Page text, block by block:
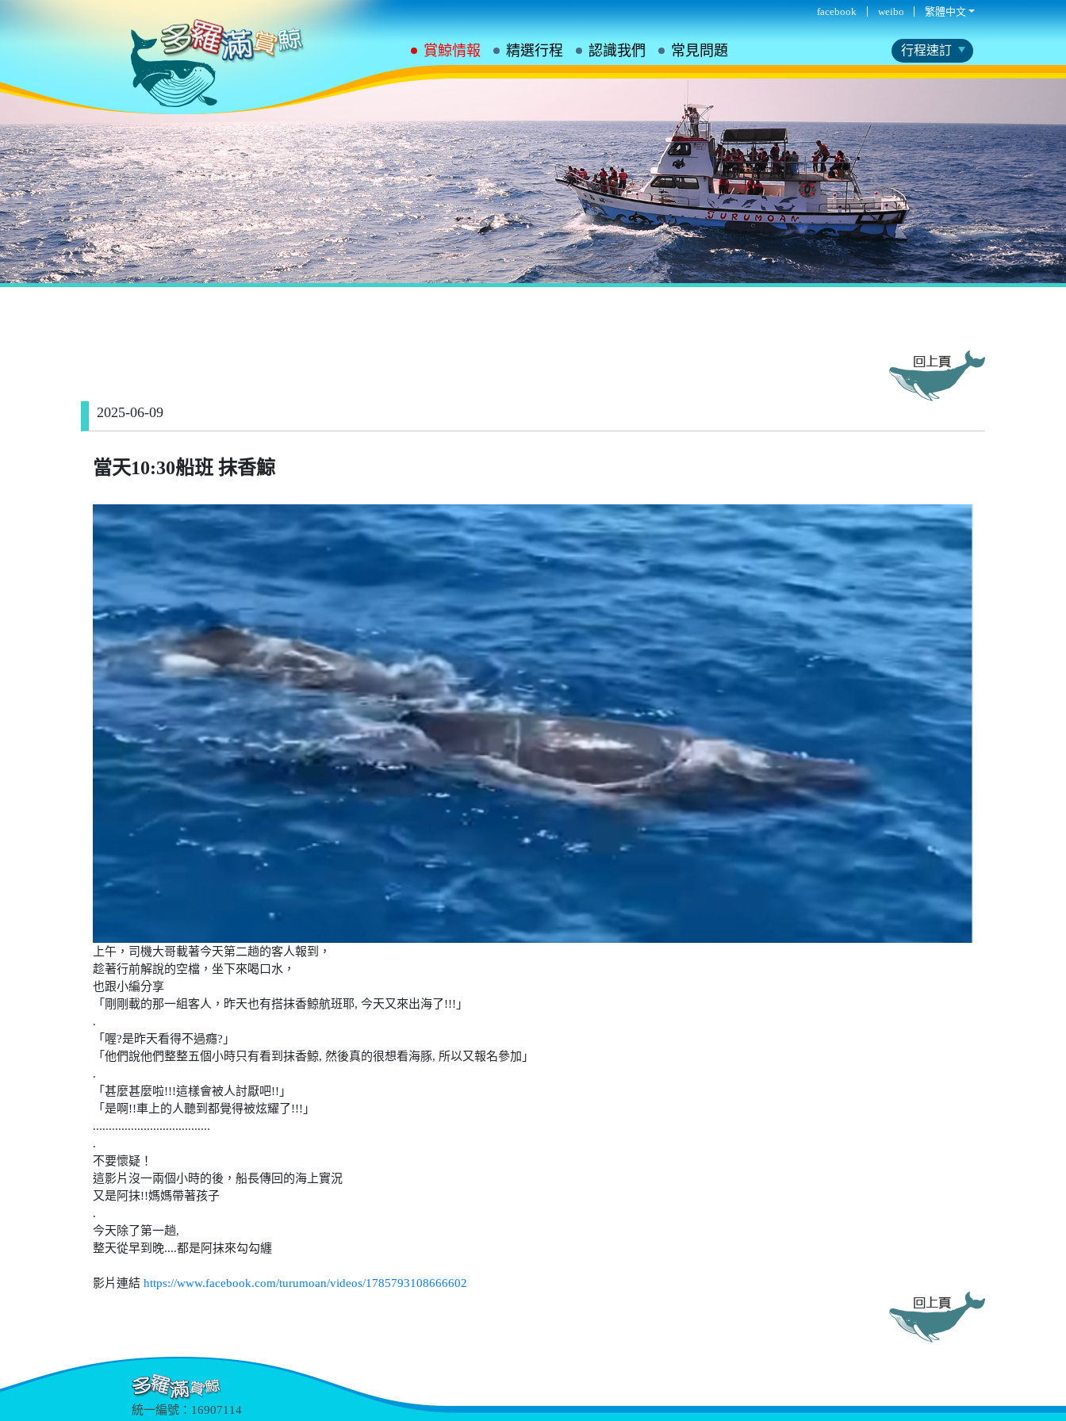
facebook weibo 繁體中文
賞鯨情報 精選行程 認識我們 常見問題 行程速訂
2025-06-09
當天10:30船班 抹香鯨
上午，司機大哥載著今天第二趟的客人報到，
趁著行前解說的空檔，坐下來喝口水，
也跟小編分享
「剛剛載的那一組客人，昨天也有搭抹香鯨航班耶, 今天又來出海了!!!」
.
「喔?是昨天看得不過癮?」
「他們說他們整整五個小時只有看到抹香鯨, 然後真的很想看海豚, 所以又報名參加」
.
「甚麼甚麼啦!!!這樣會被人討厭吧!!」
「是啊!!車上的人聽到都覺得被炫耀了!!!」
.....................................
.
不要懷疑！
這影片沒一兩個小時的後，船長傳回的海上實況
又是阿抹!!媽媽帶著孩子
.
今天除了第一趟,
整天從早到晚....都是阿抹來勾勾纏
影片連結 https://www.facebook.com/turumoan/videos/1785793108666602
統一編號：16907114